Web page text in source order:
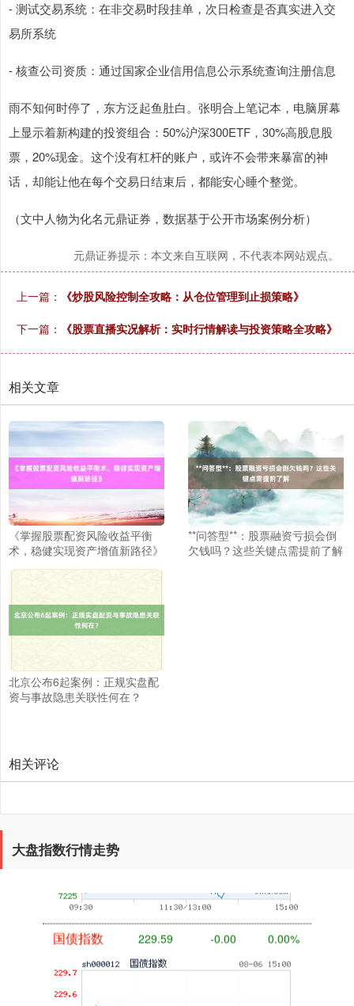
- 测试交易系统：在非交易时段挂单，次日检查是否真实进入交
易所系统
- 核查公司资质：通过国家企业信用信息公示系统查询注册信息
雨不知何时停了，东方泛起鱼肚白。张明合上笔记本，电脑屏幕
上显示着新构建的投资组合：50%沪深300ETF，30%高股息股
票，20%现金。这个没有杠杆的账户，或许不会带来暴富的神
话，却能让他在每个交易日结束后，都能安心睡个整觉。
（文中人物为化名元鼎证券，数据基于公开市场案例分析）
元鼎证券提示：本文来自互联网，不代表本网站观点。
上一篇： 《炒股风险控制全攻略：从仓位管理到止损策略》
下一篇： 《股票直播实况解析：实时行情解读与投资策略全攻略》
相关文章
《掌握股票配资风险收益平衡
术，稳健实现资产增值新路径》
**问答型**：股票融资亏损会倒
欠钱吗？这些关键点需提前了解
北京公布6起案例：正规实盘配
资与事故隐患关联性何在？
相关评论
大盘指数行情走势
深证成指 14110.12 -34.08 -0.24%
沪深300 4651.31 -6.85 -0.15%
北证50 1122.88 +3.42 +0.30%
创业板指 3515.56
国债指数 229.59 0.00%